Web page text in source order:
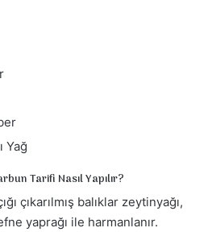
Yağ
Tarifi Nasıl Yapılır?
çıkarılmış balıklar zeytinyağı,
yaprağı ile harmanlanır.